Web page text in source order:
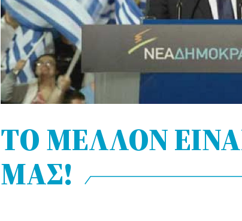
ΤΟ ΜΕΛΛΟΝ
ΜΑΣ!